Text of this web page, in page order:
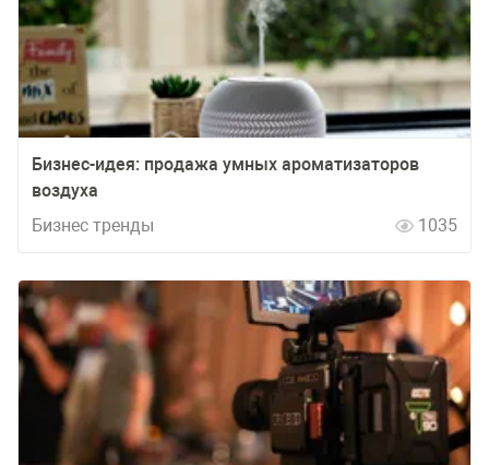
Бизнес-идея: продажа умных ароматизаторов
воздуха
Бизнес тренды
1035